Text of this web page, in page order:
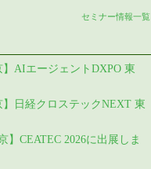
セミナー情報一覧
】AIエージェントDXPO 東
】日経クロステックNEXT 東
】CEATEC 2026に出展しま